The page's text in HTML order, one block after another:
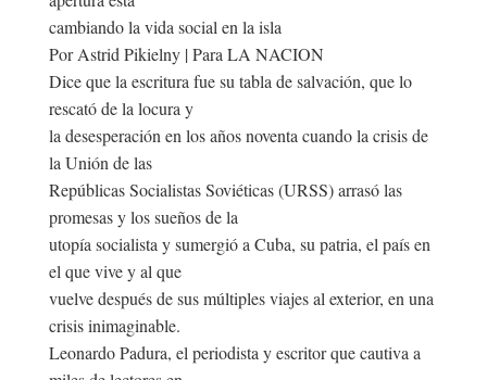
cambiando la vida social en la isla
Por Astrid Pikielny | Para LA NACION
Dice que la escritura fue su tabla de salvación, que lo
rescató de la locura y
la desesperación en los años noventa cuando la crisis de
la Unión de las
Repúblicas Socialistas Soviéticas (URSS) arrasó las
promesas y los sueños de la
utopía socialista y sumergió a Cuba, su patria, el país en
el que vive y al que
vuelve después de sus múltiples viajes al exterior, en una
crisis inimaginable.
Leonardo Padura, el periodista y escritor que cautiva a